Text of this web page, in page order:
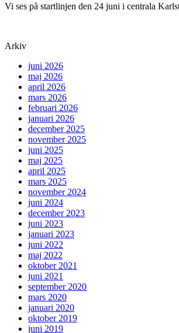
Vi ses på startlinjen den 24 juni i centrala
Arkiv
juni 2026
maj 2026
april 2026
mars 2026
februari 2026
januari 2026
december 2025
november 2025
juni 2025
maj 2025
april 2025
mars 2025
november 2024
juni 2024
december 2023
juni 2023
januari 2023
juni 2022
maj 2022
oktober 2021
juni 2021
september 2020
mars 2020
januari 2020
oktober 2019
juni 2019